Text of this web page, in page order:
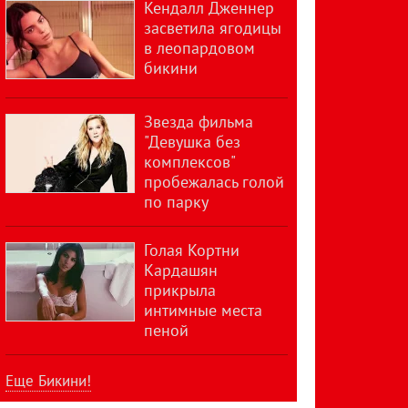
Кендалл Дженнер
засветила ягодицы
в леопардовом
бикини
Звезда фильма
"Девушка без
комплексов"
пробежалась голой
по парку
Голая Кортни
Кардашян
прикрыла
интимные места
пеной
Еще Бикини!